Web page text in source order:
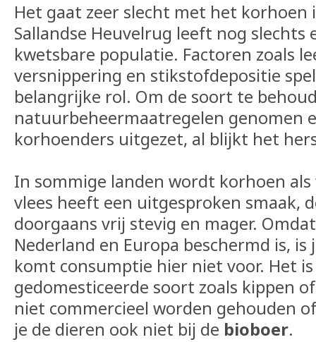
Het gaat zeer slecht met het korhoen
Sallandse Heuvelrug leeft nog
kwetsbare populatie. Factoren zoals
versnippering en stikstofdepositie
belangrijke rol. Om de soort te
natuurbeheermaatregelen genomen
korhoenders uitgezet, al blijkt het
In sommige landen wordt korhoen
vlees heeft een uitgesproken smaak,
doorgaans vrij stevig en mager.
Nederland en Europa beschermd is,
komt consumptie hier niet voor. Het
gedomesticeerde soort zoals kippen
niet commercieel worden gehouden
je de dieren ook niet bij de bioboer.